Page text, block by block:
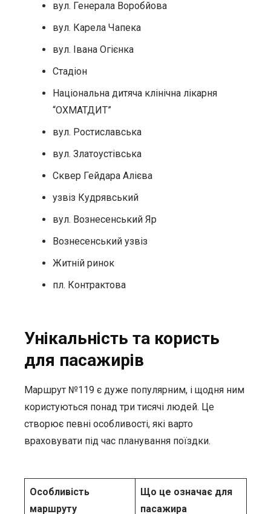
вул. Генерала Воробйова
вул. Карела Чапека
вул. Івана Огієнка
Стадіон
Національна дитяча клінічна лікарня
“ОХМАТДИТ”
вул. Ростиславська
вул. Златоустiвська
Сквер Гейдара Алієва
узвіз Кудрявський
вул. Вознесенський Яр
Вознесенський узвіз
Житнiй ринок
пл. Контрактова
Унікальність та користь
для пасажирів
Маршрут №119 є дуже популярним, і щодня ним
користуються понад три тисячі людей. Це
створює певні особливості, які варто
враховувати під час планування поїздки.
Особливість
маршруту
Що це означає для
пасажира